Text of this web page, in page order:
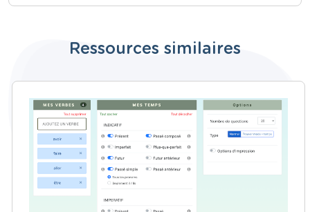
Ressources similaires